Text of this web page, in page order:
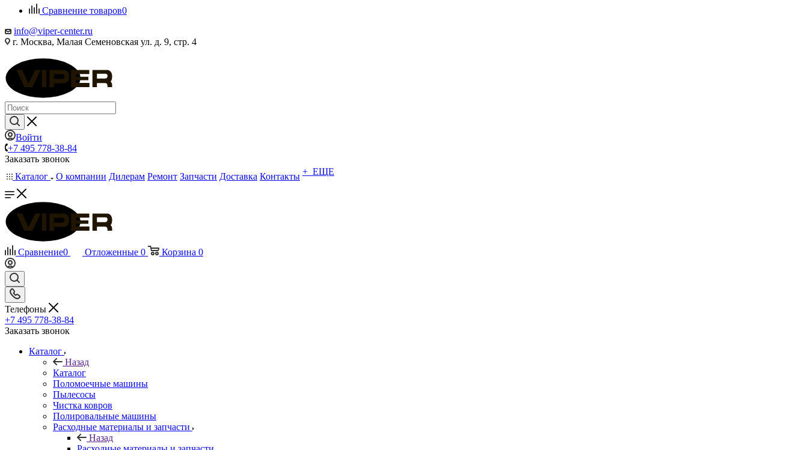
Сравнение товаров0
info@viper-center.ru
г. Москва, Малая Семеновская ул. д. 9, стр. 4
Войти
+7 495 778-38-84
Заказать звонок
Каталог
О компании Дилерам Ремонт Запчасти Доставка Контакты + ЕЩЕ
Сравнение0 Отложенные 0 Корзина 0
Телефоны
+7 495 778-38-84
Заказать звонок
Каталог
Назад
Каталог
Поломоечные машины
Пылесосы
Чистка ковров
Полировальные машины
Расходные материалы и запчасти
Назад